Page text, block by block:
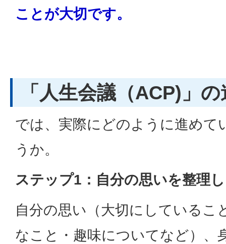
ことが大切です。
「人生会議（ACP)」
では、実際にどのように進めて
うか。
ステップ1：自分の思いを整理
自分の思い（大切にしているこ
なこと・趣味についてなど）、